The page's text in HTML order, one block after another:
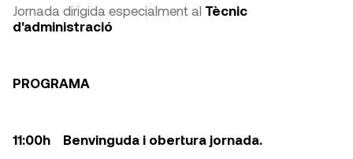
Jornada dirigida especialment al Tècnic
d'administració
PROGRAMA
11:00h Benvinguda i obertura jornada.